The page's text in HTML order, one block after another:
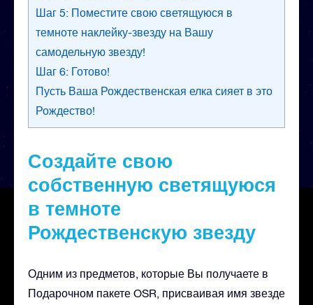
Шаг 5: Поместите свою светящуюся в
темноте наклейку-звезду на Вашу
самодельную звезду!
Шаг 6: Готово!
Пусть Ваша Рождественская елка сияет в это
Рождество!
Создайте свою
собственную светящуюся
в темноте
Рождественскую звезду
Одним из предметов, которые Вы получаете в
Подарочном пакете OSR, присваивая имя звезде